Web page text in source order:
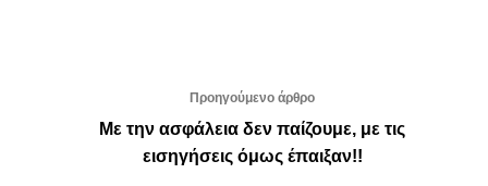
Προηγούμενο άρθρο
Με την ασφάλεια δεν παίζουμε, με τις
εισηγήσεις όμως έπαιξαν!!